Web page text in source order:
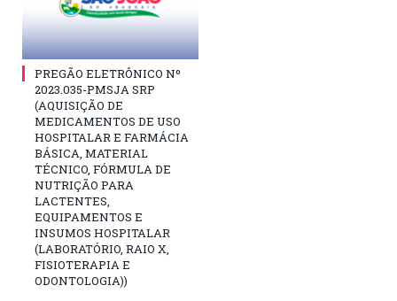
PREGÃO ELETRÔNICO Nº
2023.035-PMSJA SRP
(AQUISIÇÃO DE
MEDICAMENTOS DE USO
HOSPITALAR E FARMÁCIA
BÁSICA, MATERIAL
TÉCNICO, FÓRMULA DE
NUTRIÇÃO PARA
LACTENTES,
EQUIPAMENTOS E
INSUMOS HOSPITALAR
(LABORATÓRIO, RAIO X,
FISIOTERAPIA E
ODONTOLOGIA))